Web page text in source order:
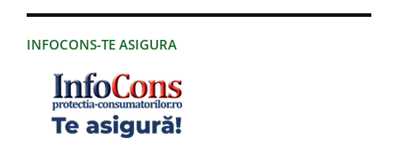
INFOCONS-TE ASIGURA